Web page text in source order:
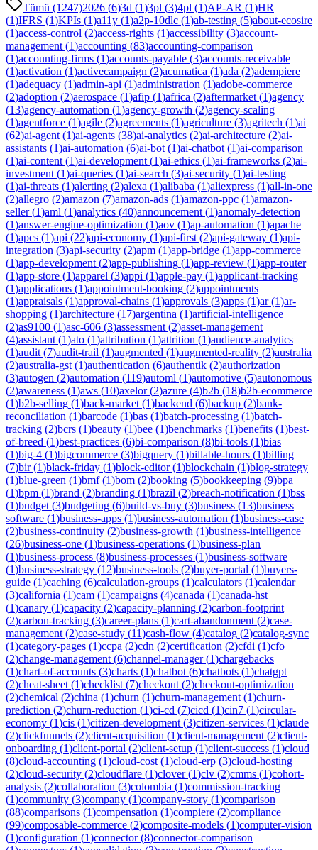
Tümü (1247)2026 (6)3d (1)3pl (3)4pl (1)AP-AR (1)HR
(1)IFRS (1)KPIs (1)a11y (1)a2p-10dlc (1)ab-testing (5)about-ecosire
(1)access-control (2)access-rights (1)accessibility (3)account-
management (1)accounting (83)accounting-comparison
(1)accounting-firms (1)accounts-payable (3)accounts-receivable
(1)activation (1)activecampaign (2)acumatica (1)ada (2)adempiere
(1)adequacy (1)admin-api (1)administration (1)adobe-commerce
(2)adoption (2)aerospace (1)afip (1)africa (2)aftermarket (1)agency
(13)agency-automation (1)agency-growth (2)agency-scaling
(1)agentforce (1)agile (2)agreements (1)agriculture (3)agritech (1)ai
(62)ai-agent (1)ai-agents (38)ai-analytics (2)ai-architecture (2)ai-
assistants (1)ai-automation (6)ai-bot (1)ai-chatbot (1)ai-comparison
(1)ai-content (1)ai-development (1)ai-ethics (1)ai-frameworks (2)ai-
investment (1)ai-queries (1)ai-search (3)ai-security (1)ai-testing
(1)ai-threats (1)alerting (2)alexa (1)alibaba (1)aliexpress (1)all-in-one
(2)allegro (2)amazon (7)amazon-ads (1)amazon-ppc (1)amazon-
seller(1)aml (1)analytics (40)announcement (1)anomaly-detection
(1)answer-engine-optimization (1)aov (1)ap-automation (1)apache
(1)apcs (1)api (22)api-economy (1)api-first (2)api-gateway (1)api-
integration (3)api-security (2)apm (1)app-bridge (1)app-commerce
(1)app-development (2)app-publishing (1)app-review (1)app-router
(1)app-store (1)apparel (3)appi (1)apple-pay (1)applicant-tracking
(1)applications (1)appointment-booking (2)appointments
(1)appraisals (1)approval-chains (1)approvals (3)apps (1)ar(1)ar-
shopping (1)architecture (17)argentina (1)artificial-intelligence
(2)as9100 (1)asc-606 (3)assessment (2)asset-management
(4)assistant (1)ato (1)attribution (1)attrition (1)audience-analytics
(1)audit (7)audit-trail (1)augmented (1)augmented-reality (2)australia
(2)australia-gst (1)authentication (6)authentik (2)authorization
(3)autogen (2)automation (119)automl (1)automotive (5)autonomous
(2)awareness (1)aws (10)axelor(2)azure (4)b2b (18)b2b-ecommerce
(1)b2b-selling (1)back-market (1)backend (6)backup (2)bank-
reconciliation (1)barcode (1)bas (1)batch-processing (1)batch-
tracking (2)bcrs (1)beauty (1)bee (1)benchmarks (1)benefits (1)best-
of-breed (1)best-practices (6)bi-comparison (8)bi-tools (1)bias
(1)big-4 (1)bigcommerce (3)bigquery (1)billable-hours (1)billing
(7)bir(1)black-friday (1)block-editor(1)blockchain (1)blog-strategy
(1)blue-green (1)bmf(1)bom (2)booking (5)bookkeeping (9)bpa
(1)bpm (1)brand (2)branding (1)brazil (2)breach-notification (1)bss
(1)budget (3)budgeting (6)build-vs-buy (3)business (13)business
software (1)business-apps (1)business-automation (1)business-case
(2)business-continuity (2)business-growth (1)business-intelligence
(26)business-one (1)business-operations (1)business-plan
(1)business-process (8)business-processes (1)business-software
(1)business-strategy (12)business-tools (2)buyer-portal (1)buyers-
guide (1)caching (6)calculation-groups (1)calculators (1)calendar
(3)california (1)cam (1)campaigns (4)canada (1)canada-hst
(1)canary (1)capacity (2)capacity-planning (2)carbon-footprint
(2)carbon-tracking (3)career-plans (1)cart-abandonment (2)case-
management (2)case-study (11)cash-flow (4)catalog (2)catalog-sync
(1)category-pages (1)ccpa (2)cdn (2)certification (2)cfdi (1)cfo
(2)change-management (6)channel-manager(1)chargebacks
(1)chart-of-accounts (3)charts (1)chatbot (6)chatbots (1)chatgpt
(2)cheat-sheet (1)checklist (7)checkout (2)checkout-optimization
(2)chemical (2)china (1)churn (1)churn-management (1)churn-
prediction (2)churn-reduction (1)ci-cd (7)cicd (1)cin7 (1)circular-
economy (1)cis (1)citizen-development (3)citizen-services (1)claude
(2)clickfunnels (2)client-acquisition (1)client-management (2)client-
onboarding (1)client-portal (2)client-setup (1)client-success (1)cloud
(8)cloud-accounting (1)cloud-cost (1)cloud-erp (3)cloud-hosting
(2)cloud-security (2)cloudflare (1)clover(1)clv (2)cmms (1)cohort-
analysis (2)collaboration (3)colombia (1)commission-tracking
(1)community (3)company (1)company-story (1)comparison
(88)comparisons (1)compensation (1)compiere (2)compliance
(99)composable-commerce (2)composite-models (1)computer-vision
(1)configuration (1)connector(8)connector-comparison